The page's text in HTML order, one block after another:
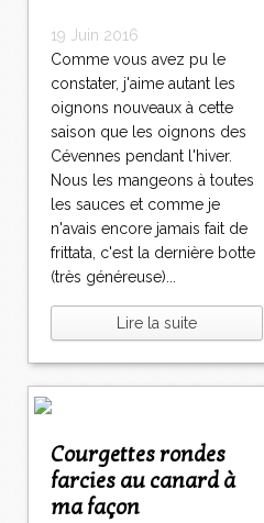
19 Juin 2016
Comme vous avez pu le
constater, j'aime autant les
oignons nouveaux à cette
saison que les oignons des
Cévennes pendant l'hiver.
Nous les mangeons à toutes
les sauces et comme je
n'avais encore jamais fait de
frittata, c'est la dernière botte
(très généreuse)...
Lire la suite
Courgettes rondes
farcies au canard à
ma façon